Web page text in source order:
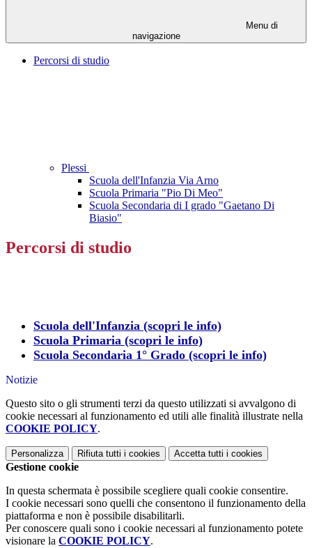
Menu di
navigazione
Percorsi di studio
Plessi
Scuola dell'Infanzia Via Arno
Scuola Primaria "Pio Di Meo"
Scuola Secondaria di I grado "Gaetano Di
Biasio"
Percorsi di studio
Scuola dell'Infanzia (scopri le info)
Scuola Primaria (scopri le info)
Scuola Secondaria 1° Grado (scopri le info)
Notizie
Questo sito o gli strumenti terzi da questo utilizzati si avvalgono di
cookie necessari al funzionamento ed utili alle finalità illustrate nella
COOKIE POLICY.
Personalizza Rifiuta tutti i cookies Accetta tutti i cookies
Gestione cookie
In questa schermata è possibile scegliere quali cookie consentire.
I cookie necessari sono quelli che consentono il funzionamento della
piattaforma e non è possibile disabilitarli.
Per conoscere quali sono i cookie necessari al funzionamento potete
visionare la COOKIE POLICY.